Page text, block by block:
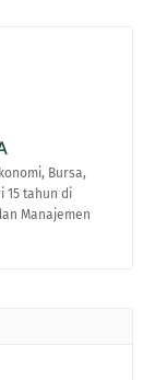
Bursa,
15 tahun di
Manajemen